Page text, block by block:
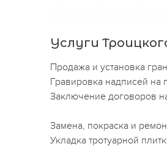
Услуги
Продажа и установка
Гравировка надписей на
Заключение договоров
Замена, покраска и
Укладка тротуарной